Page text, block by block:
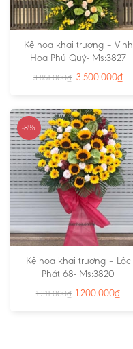
Kệ hoa khai trương – Vinh
Hoa Phú Quý- Ms:3827
3.851.000₫ 3.500.000₫
-8%
Kệ hoa khai trương – Lộc
Phát 68- Ms:3820
1.311.000₫ 1.200.000₫